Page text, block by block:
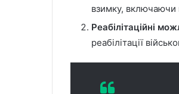
взимку, включаючи
Реабілітаційні
реабілітації